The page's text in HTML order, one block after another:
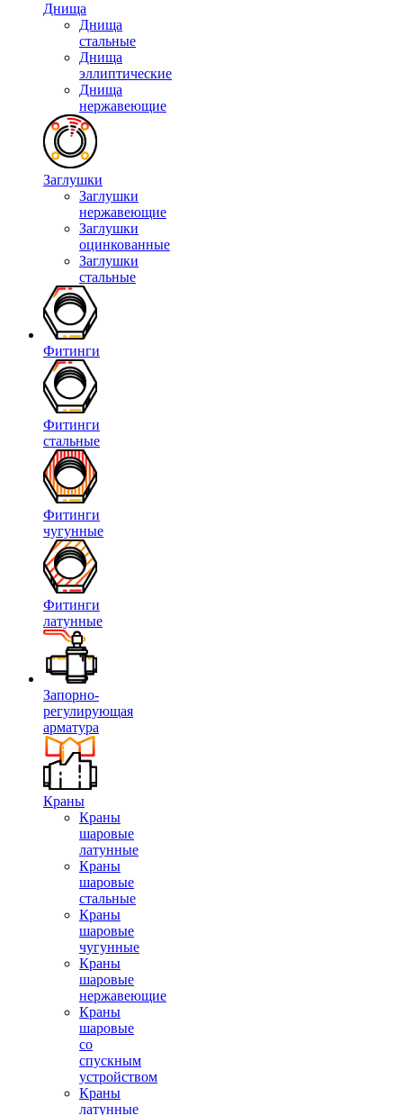
Днища
Днища
стальные
Днища
эллиптические
Днища
нержавеющие
Заглушки
Заглушки
нержавеющие
Заглушки
оцинкованные
Заглушки
стальные
Фитинги
Фитинги
стальные
Фитинги
чугунные
Фитинги
латунные
Запорно-
регулирующая
арматура
Краны
Краны
шаровые
латунные
Краны
шаровые
стальные
Краны
шаровые
чугунные
Краны
шаровые
нержавеющие
Краны
шаровые
со
спускным
устройством
Краны
латунные